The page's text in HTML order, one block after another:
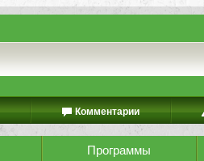
Комментарии
Программы